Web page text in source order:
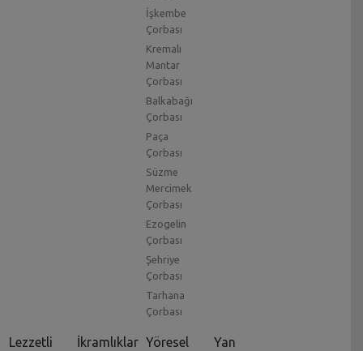
İşkembe
Çorbası
Kremalı
Mantar
Çorbası
Balkabağı
Çorbası
Paça
Çorbası
Süzme
Mercimek
Çorbası
Ezogelin
Çorbası
Şehriye
Çorbası
Tarhana
Çorbası
Lezzetli
İkramlıklar Yöresel
Yan